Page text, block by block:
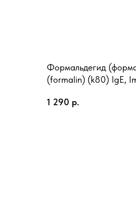
Формальдегид
(formalin) (k80) IgE,
1 290 р.